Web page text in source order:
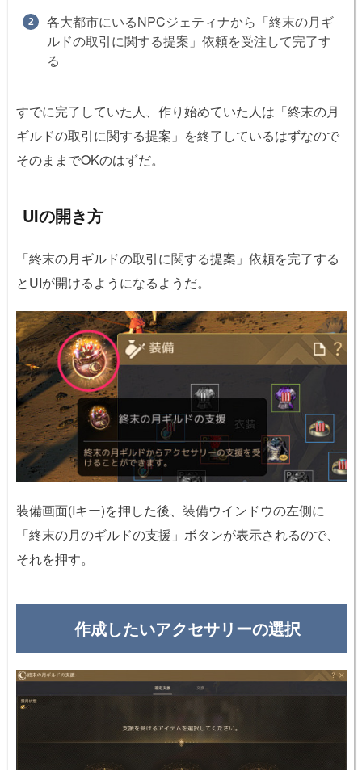
各大都市にいるNPCジェティナから「終末の月ギ
ルドの取引に関する提案」依頼を受注して完了す
る
すでに完了していた人、作り始めていた人は「終末の月
ギルドの取引に関する提案」を終了しているはずなので
そのままでOKのはずだ。
UIの開き方
「終末の月ギルドの取引に関する提案」依頼を完了する
とUIが開けるようになるようだ。
装備画面(Iキー)を押した後、装備ウインドウの左側に
「終末の月のギルドの支援」ボタンが表示されるので、
それを押す。
作成したいアクセサリーの選択